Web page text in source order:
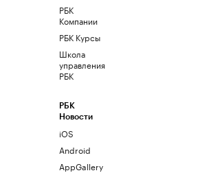
РБК
Компании
РБК Курсы
Школа
управления
РБК
РБК
Новости
iOS
Android
AppGallery